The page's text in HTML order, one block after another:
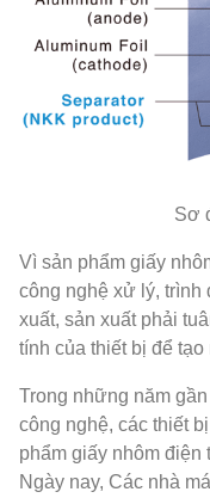
Sơ
Vì sản phẩm giấy
công nghệ xử lý, trình
xuất, sản xuất phải
tính của thiết bị để
Trong những năm
công nghệ, các thiết
phẩm giấy nhôm
Ngày nay, Các nhà